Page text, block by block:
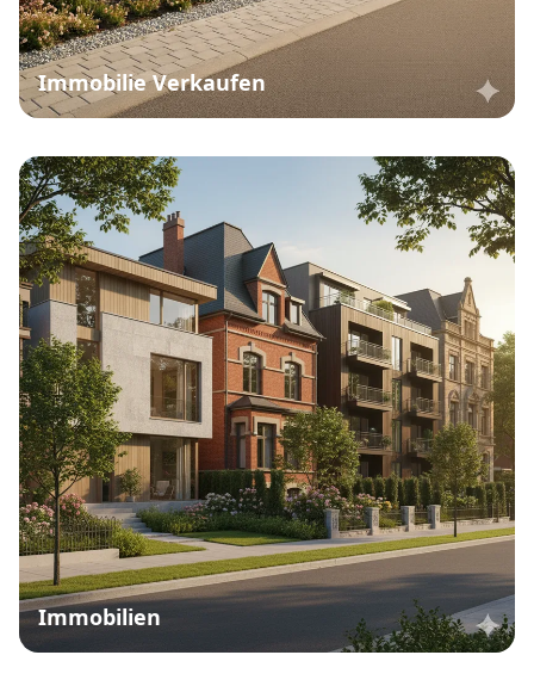
Immobilie Verkaufen
Immobilien